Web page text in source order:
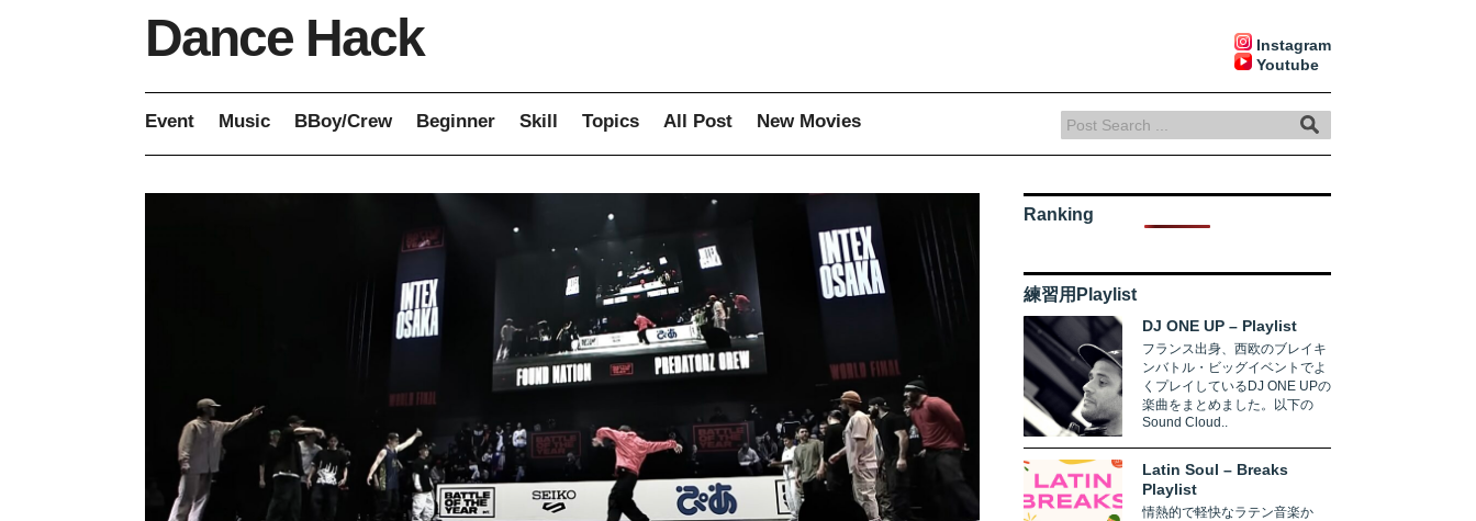
Dance Hack
Instagram
Youtube
Event Music BBoy/Crew Beginner Skill Topics All Post New Movies
Ranking
練習用Playlist
DJ ONE UP – Playlist
フランス出身、西欧のブレイキ
ンバトル・ビッグイベントでよ
くプレイしているDJ ONE UPの
楽曲をまとめました。以下の
Sound Cloud..
Latin Soul – Breaks
Playlist
情熱的で軽快なラテン音楽か